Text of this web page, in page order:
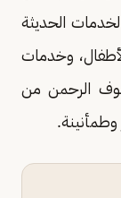
الحديثة
وخدمات
الرحمن من
وطمأنينة.